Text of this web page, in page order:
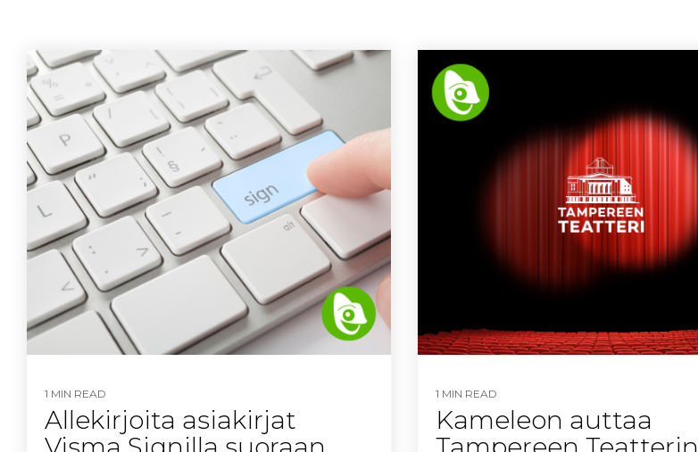
1 MIN READ
Allekirjoita asiakirjat
1 MIN READ
Kameleon auttaa